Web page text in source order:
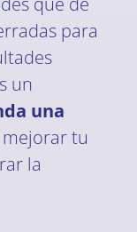
para
un
una
tu
la